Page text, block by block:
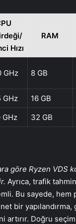
Hızı
RAM
GHz 8 GB
GHz 16 GB
GHz 32 GB
göre Ryzen VDS
Ayrıca, trafik
Bu sayede, hem
bir yapılandırma,
Doğru